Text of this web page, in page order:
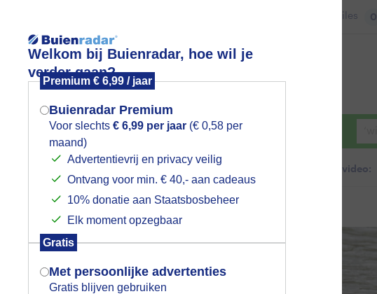
Welkom bij Buienradar, hoe wil je
verder gaan?
Premium € 6,99 / jaar
Buienradar Premium
Voor slechts € 6,99 per jaar (€ 0,58 per
maand)
Advertentievrij en privacy veilig
Ontvang voor min. € 40,- aan cadeaus
10% donatie aan Staatsbosbeheer
Elk moment opzegbaar
Gratis
Met persoonlijke advertenties
Gratis blijven gebruiken
Files 0
Foto en video Weerzine
Zoeken in foto & video:
Mogen we je locatie gebruiken voor
het weer?
Indien je hier nog geen akkoord op hebt
gegeven, verschijnt er zo een pop-up uit
je browser waarin deze toestemming
gevraagd wordt.